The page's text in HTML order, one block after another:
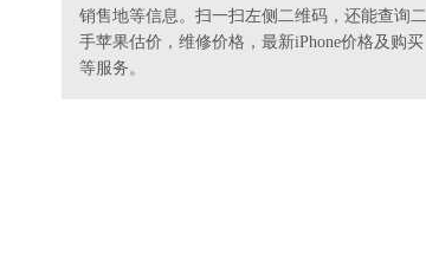
销售地等信息。扫一扫左侧二维码，还能查询二
手苹果估价，维修价格，最新iPhone价格及购买
等服务。